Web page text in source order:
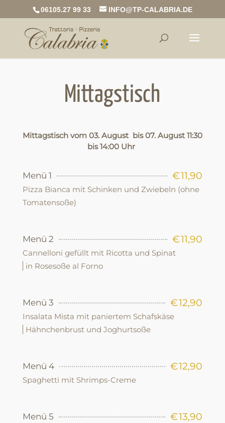
06105.27 99 33 INFO@TP-CALABRIA.DE
Mittagstisch
Mittagstisch vom 03. August bis07. August 11:30
bis14:00 Uhr
Menü 1 €11,90
Pizza Bianca mit Schinken und Zwiebeln (ohne
Tomatensoße)
Menü 2 €11,90
Cannelloni gefüllt mit Ricotta und Spinat
in Rosesoße al Forno
Menü 3 €12,90
Insalata Mista mit paniertem Schafskäse
Hähnchenbrust und Joghurtsoße
Menü 4 €12,90
Spaghetti mit Shrimps-Creme
Menü 5 €13,90